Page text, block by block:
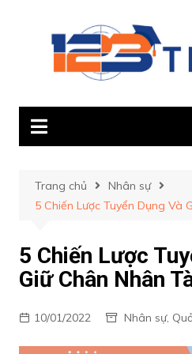
Trang chủ
Nhân sự
5 Chiến Lược Tuyển Dụng Và
5 Chiến Lược
Giữ Chân Nhân
10/01/2022 Nhân sự,